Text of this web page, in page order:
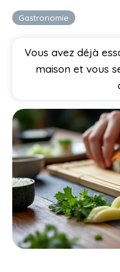
Gastronomie
Vous avez déjà
maison et vous